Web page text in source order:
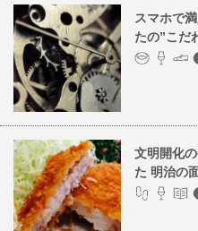
スマホで
たの”こだ
文明開化
た 明治の